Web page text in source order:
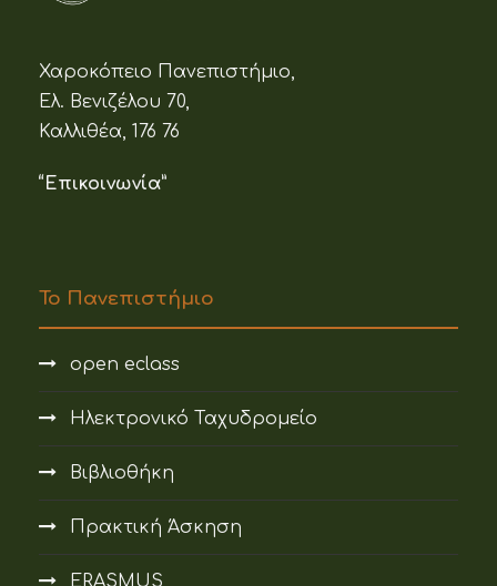
Χαροκόπειο Πανεπιστήμιο,
Ελ. Βενιζέλου 70,
Καλλιθέα, 176 76
“Επικοινωνία”
Το Πανεπιστήμιο
open eclass
Ηλεκτρονικό Ταχυδρομείο
Βιβλιοθήκη
Πρακτική Άσκηση
ERASMUS